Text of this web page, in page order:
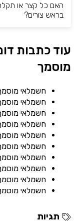
האם כל קצר או
בראש צורים?
עוד כתבות
מוסמך
חשמלאי
חשמלאי
חשמלאי
חשמלאי
חשמלאי
חשמלאי
חשמלאי
חשמלאי
חשמלאי
חשמלאי
תגיות